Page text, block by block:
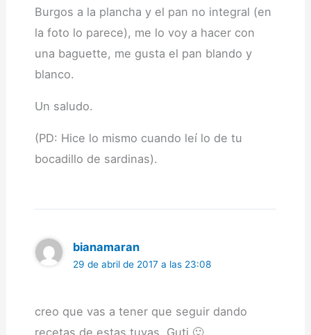
Burgos a la plancha y el pan no integral (en
la foto lo parece), me lo voy a hacer con
una baguette, me gusta el pan blando y
blanco.
Un saludo.
(PD: Hice lo mismo cuando leí lo de tu
bocadillo de sardinas).
bianamaran
29 de abril de 2017 a las 23:08
creo que vas a tener que seguir dando
recetas de estas tuyas, Guti 🙂